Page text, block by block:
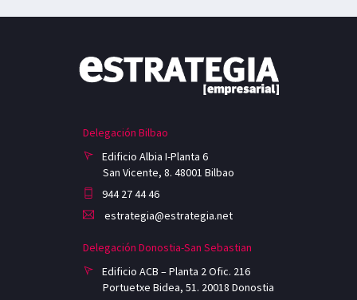
Delegación Bilbao
Edificio Albia I-Planta 6
San Vicente, 8. 48001 Bilbao
944 27 44 46
estrategia@estrategia.net
Delegación Donostia-San Sebastian
Edificio ACB – Planta 2 Ofic. 216
Portuetxe Bidea, 51. 20018 Donostia